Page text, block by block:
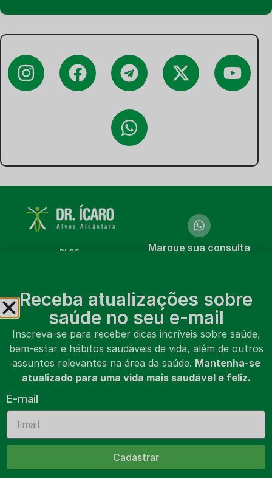
BLOG
LIVROS
VÍDEOS
SOBRE MIM
CONTATO
MARCAR CONSULTA
Marque sua consulta
Marcar consulta
Receba atualizações sobre
saúde no seu e-mail
Inscreva-se para receber dicas incríveis sobre saúde,
bem-estar e hábitos saudáveis de vida, além de outros
assuntos relevantes na área da saúde. Mantenha-se
atualizado para uma vida mais saudável e feliz.
E-mail
Cadastrar